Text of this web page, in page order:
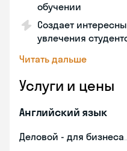
обучении
Создает
увлечения
Читать дальше
Услуги и цены
Английский язык
Деловой - для бизнеса